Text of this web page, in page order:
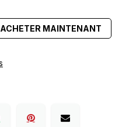
ACHETER MAINTENANT